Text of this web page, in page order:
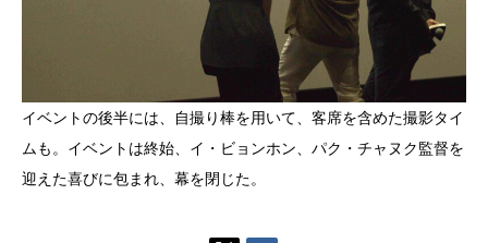
イベントの後半には、自撮り棒を用いて、客席を含めた撮影タイ
ムも。イベントは終始、イ・ビョンホン、パク・チャヌク監督を
迎えた喜びに包まれ、幕を閉じた。